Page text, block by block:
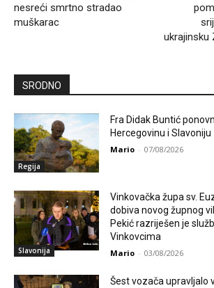
nesreći smrtno stradao
muškarac
ukrajinsku
SRODNO
Regija
Fra Didak Buntić
Hercegovinu i Slavoniju
Mario - 07/08/2026
Slavonija
Vinkovačka župa sv.
dobiva novog župnog
Pekić razriješen je
Vinkovcima
Mario - 03/08/2026
Šest vozača upravljalo